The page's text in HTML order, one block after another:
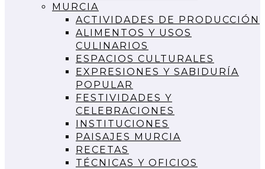
MURCIA
ACTIVIDADES DE PRODUCCIÓN
ALIMENTOS Y USOS
CULINARIOS
ESPACIOS CULTURALES
EXPRESIONES Y SABIDURÍA
POPULAR
FESTIVIDADES Y
CELEBRACIONES
INSTITUCIONES
PAISAJES MURCIA
RECETAS
TÉCNICAS Y OFICIOS